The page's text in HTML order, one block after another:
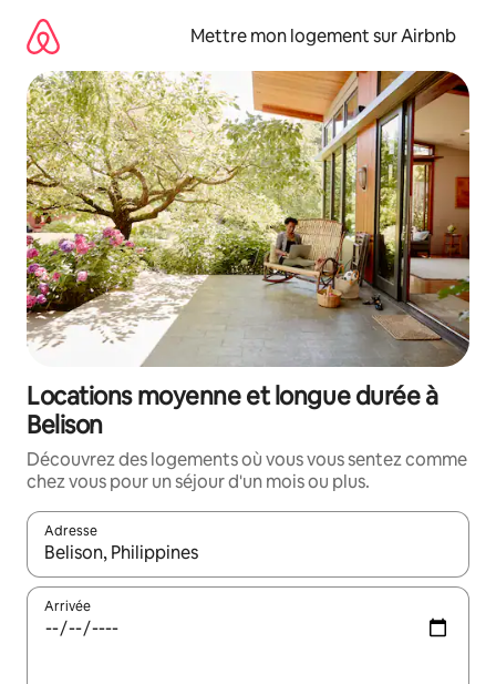
directement
contenu
Mettre mon logement sur Airbnb
Locations moyenne et longue durée à
Belison
Découvrez des logements où vous vous sentez comme
chez vous pour un séjour d'un mois ou plus.
Adresse
Lorsque les résultats s'affichent, utilisez les flèches vers le
Arrivée